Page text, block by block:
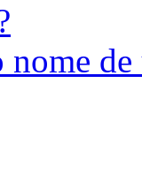
nome